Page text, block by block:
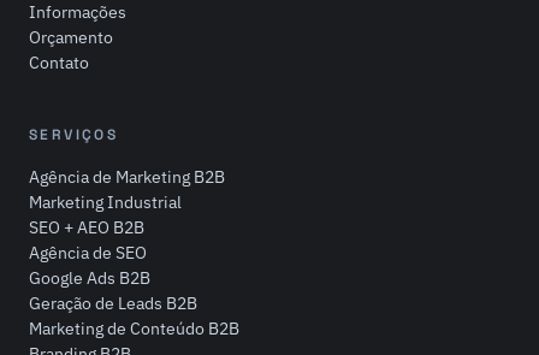
Informações
Orçamento
Contato
SERVIÇOS
Agência de Marketing B2B
Marketing Industrial
SEO + AEO B2B
Agência de SEO
Google Ads B2B
Geração de Leads B2B
Marketing de Conteúdo B2B